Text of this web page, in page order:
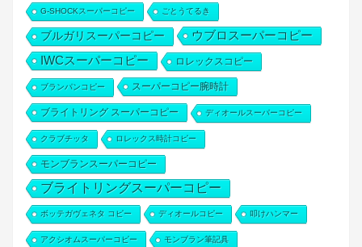
G-SHOCKスーパーコピー ごとうてるき
ブルガリスーパーコピー
ウブロスーパーコピー
IWCスーパーコピー
ロレックスコピー
ブランパンコピー スーパーコピー腕時計
ブライトリング スーパーコピー ディオールスーパーコピー
クラブチッタ ロレックス時計コピー
モンブランスーパーコピー
ブライトリングスーパーコピー
ボッテガヴェネタ コピー ディオールコピー 叩けハンマー
アクシオムスーパーコピー モンブラン筆記具